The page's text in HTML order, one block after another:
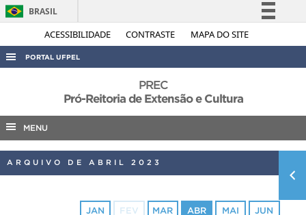
ACESSIBILIDADE CONTRASTE MAPA DO SITE
BRASIL
Simplifique!
Acesso à informação
Legislação
PORTAL UFPEL
AUDITORIA
COBALTO
CONCURSOS
PREC
Pró-Reitoria de Extensão e Cultura
MENU
ARQUIVO DE ABRIL 2023
JAN FEV MAR ABR MAI JUN